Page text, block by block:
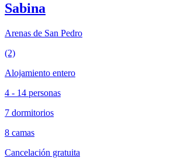
Sabina
Arenas de San Pedro
(2)
Alojamiento entero
4 - 14 personas
7 dormitorios
8 camas
Cancelación gratuita